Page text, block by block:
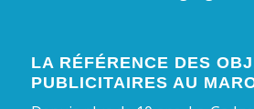
LA RÉFÉRENCE DES
PUBLICITAIRES AU